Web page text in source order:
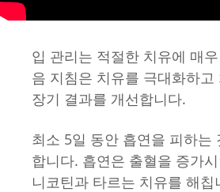
입 관리는 적절한 치유에 매
음 지침은 치유를 극대화하고
장기 결과를 개선합니다.
최소 5일 동안 흡연을 피하는
합니다. 흡연은 출혈을 증가
니코틴과 타르는 치유를 해칩